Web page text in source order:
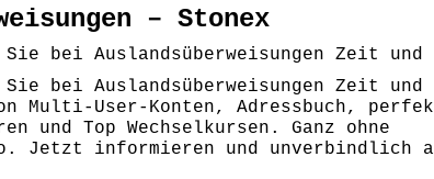
– Stonex
bei Auslandsüberweisungen Zeit und
bei Auslandsüberweisungen Zeit und
Multi-User-Konten, Adressbuch,
und Top Wechselkursen. Ganz ohne
Jetzt informieren und unverbindlich